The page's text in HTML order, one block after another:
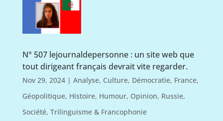
N° 507 lejournaldepersonne : un site web que
tout dirigeant français devrait vite regarder.
Nov 29, 2024| Analyse, Culture, Démocratie, France,
Géopolitique, Histoire, Humour, Opinion, Russie,
Société, Trilinguisme & Francophonie